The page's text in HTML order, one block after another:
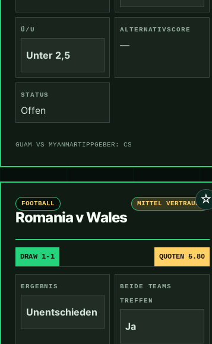
Ü/U
Unter 2,5
ALTERNATIVSCORE
—
STATUS
Offen
GUAM VS MYANMARTIPPGEBER: CS
☆
FOOTBALL MITTEL VERTRAUEN
Romania v Wales
DRAW 1-1 QUOTEN 5.80
ERGEBNIS
Unentschieden
BEIDE TEAMS
TREFFEN
Ja